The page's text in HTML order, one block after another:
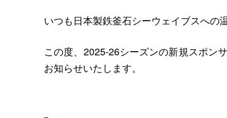
いつも日本製鉄釜石シーウェイブスへの
この度、2025-26シーズンの新規スポン
お知らせいたします。